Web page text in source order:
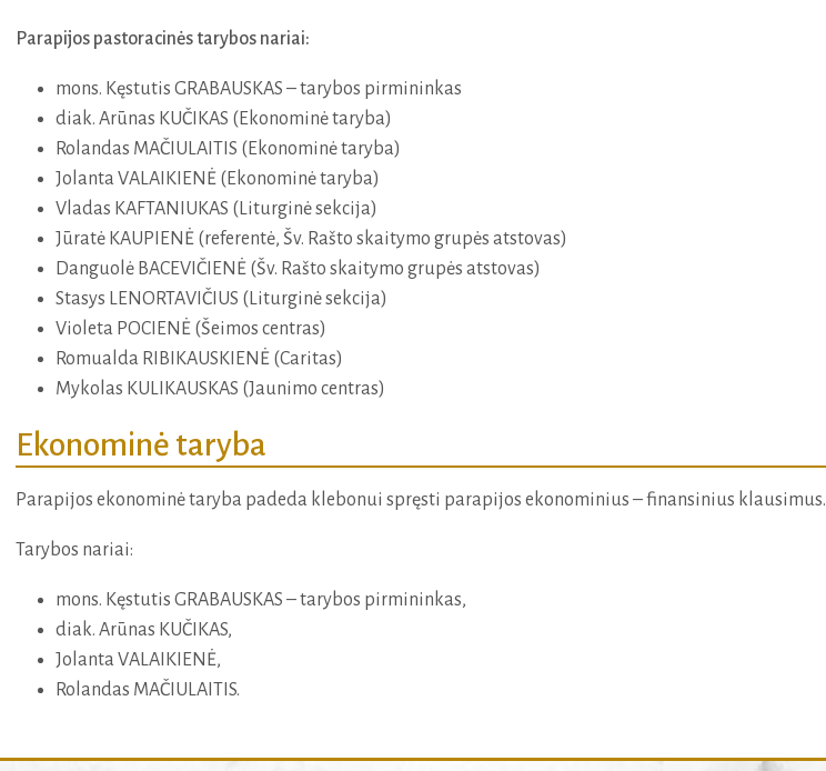
Parapijos pastoracinės tarybos nariai:
mons. Kęstutis GRABAUSKAS – tarybos pirmininkas
diak. Arūnas KUČIKAS (Ekonominė taryba)
Rolandas MAČIULAITIS (Ekonominė taryba)
Jolanta VALAIKIENĖ (Ekonominė taryba)
Vladas KAFTANIUKAS (Liturginė sekcija)
Jūratė KAUPIENĖ (referentė, Šv. Rašto skaitymo grupės atstovas)
Danguolė BACEVIČIENĖ (Šv. Rašto skaitymo grupės atstovas)
Stasys LENORTAVIČIUS (Liturginė sekcija)
Violeta POCIENĖ (Šeimos centras)
Romualda RIBIKAUSKIENĖ (Caritas)
Mykolas KULIKAUSKAS (Jaunimo centras)
Ekonominė taryba
Parapijos ekonominė taryba padeda klebonui spręsti parapijos ekonominius – finansinius klausimus.
Tarybos nariai:
mons. Kęstutis GRABAUSKAS – tarybos pirmininkas,
diak. Arūnas KUČIKAS,
Jolanta VALAIKIENĖ,
Rolandas MAČIULAITIS.